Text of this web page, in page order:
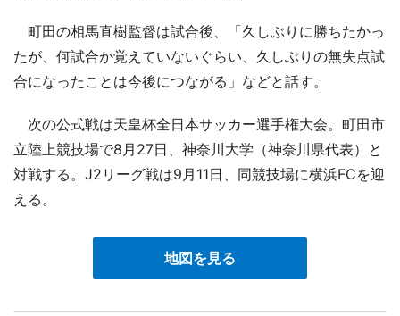
町田の相馬直樹監督は試合後、「久しぶりに勝ちたかっ
たが、何試合か覚えていないぐらい、久しぶりの無失点試
合になったことは今後につながる」などと話す。
次の公式戦は天皇杯全日本サッカー選手権大会。町田市
立陸上競技場で8月27日、神奈川大学（神奈川県代表）と
対戦する。J2リーグ戦は9月11日、同競技場に横浜FCを迎
える。
地図を見る